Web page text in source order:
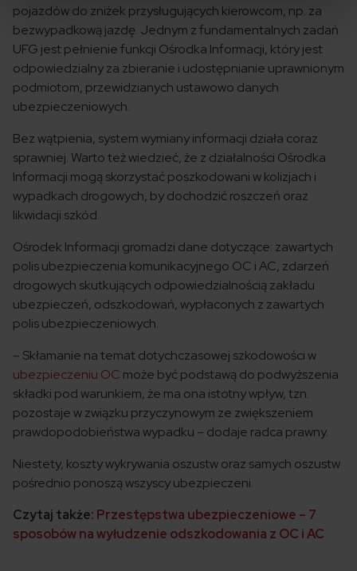
pojazdów do zniżek przysługujących kierowcom, np. za
bezwypadkową jazdę. Jednym z fundamentalnych zadań
UFG jest pełnienie funkcji Ośrodka Informacji, który jest
odpowiedzialny za zbieranie i udostępnianie uprawnionym
podmiotom, przewidzianych ustawowo danych
ubezpieczeniowych.
Bez wątpienia, system wymiany informacji działa coraz
sprawniej. Warto też wiedzieć, że z działalności Ośrodka
Informacji mogą skorzystać poszkodowani w kolizjach i
wypadkach drogowych, by dochodzić roszczeń oraz
likwidacji szkód.
Ośrodek Informacji gromadzi dane dotyczące: zawartych
polis ubezpieczenia komunikacyjnego OC i AC, zdarzeń
drogowych skutkujących odpowiedzialnością zakładu
ubezpieczeń, odszkodowań, wypłaconych z zawartych
polis ubezpieczeniowych.
– Skłamanie na temat dotychczasowej szkodowości w
ubezpieczeniu OC może być podstawą do podwyższenia
składki pod warunkiem, że ma ona istotny wpływ, tzn.
pozostaje w związku przyczynowym ze zwiększeniem
prawdopodobieństwa wypadku – dodaje radca prawny.
Niestety, koszty wykrywania oszustw oraz samych oszustw
pośrednio ponoszą wszyscy ubezpieczeni.
Czytaj także: Przestępstwa ubezpieczeniowe – 7
sposobów na wyłudzenie odszkodowania z OC i AC